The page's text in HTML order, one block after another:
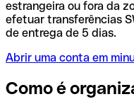
estrangeira ou fora da
efetuar transferências
de entrega de 5 dias.
Abrir uma conta em
Como é